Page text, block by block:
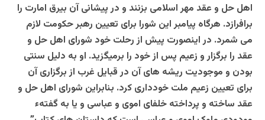
اهل حل و عقد مهر اسلامی بزنند و در پیشانی آن بیرق امارت را
برافرازد. هرگاه پیامبر این شورا برای تعیین رهبر حکومت لازم
می شمرد. در اینصورت پیش از رحلت خود شورای اهل حل و
عقد را برگزار و زعیم پس از خود را برمیگزید. او به دلیل سنتی
بودن و موجودیت ریشه های آن در قبایل غرب از برگزاری آن
برای تعیین زعیم ملت خودداری کرد. بنابراین شورای اهل حل و
عقد ساخته و پرداخته خلفای اموی و عباسی و یا به گفتهء